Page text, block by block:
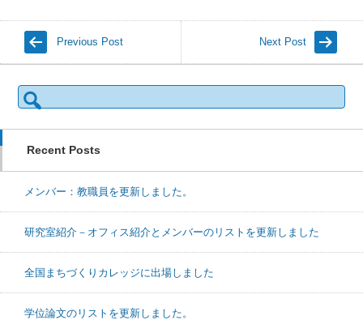
Previous Post Next Post
S
a
c
r:
Recent Posts
メンバー：教職員を更新しました。
研究室紹介－オフィス紹介とメンバーのリストを更新しました
全国まちづくりカレッジに出場しました
学位論文のリストを更新しました。